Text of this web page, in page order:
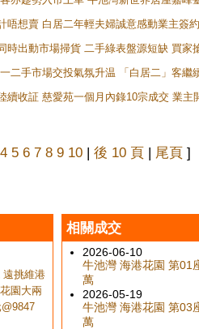
唔想賣 白居二年輕夫婦誠意感動業主簽
時出動市場掃貨 二手綠表盤源短缺 買
二手市場交投氣氛升温 「白居二」客
續收証 慈愛苑一個月內錄10宗成交 業
4 5 6 7 8 9 10 | 後 10 頁 | 尾頁 ]
遠挑維港
園大兩
相關成交
2026-06-10
牛池灣 海港花園 第01
萬
2026-05-19
牛池灣 海港花園 第03
萬